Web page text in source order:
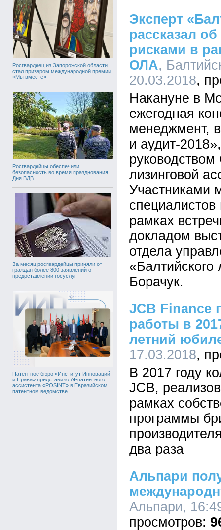
Росгвардеец из Запорожской области
стал призером международной премии
«Мы вместе»
Росгвардейцы обеспечили
безопасность во время празднования
Дня ВДВ
За месяц росгвардейцы приняли от
граждан более 800 заявлений о
предоставлении госуслуг
Патентное бюро «Институт Инноваций
и Права» представило AI-патентного
ассистента «POSINT» в Евразийском
патентном ведомстве
Эксперт
рассказал
рисками в
ОЛА,
20.03.2018
Накануне в
ежегодная
менеджмент,
и аудит-
лизинговой
Участниками
рамках
докладом
отдела
Борачук.
JCB Finance
работы в
летний
17.03.2018
В 2017 году
JCB,
рамках
программы
два раза
Альпари
Альпари,